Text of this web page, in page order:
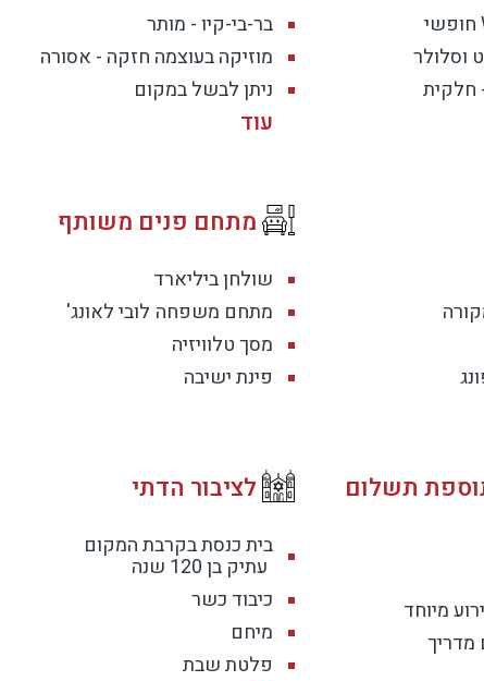
אחד
מראש)
וסלולר
חלקית
בר-בי-קיו - מותר
מוזיקה בעוצמה חזקה - אסורה
ניתן לבשל במקום
מתחם פנים משותף
שולחן ביליארד
מתחם משפחה לובי לאונג'
מסך טלוויזיה
פינת ישיבה
תשלום
מיוחד
מדריך
לציבור הדתי
בית כנסת בקרבת המקום
עתיק בן 120 שנה
כיבוד כשר
מיחם
פלטת שבת